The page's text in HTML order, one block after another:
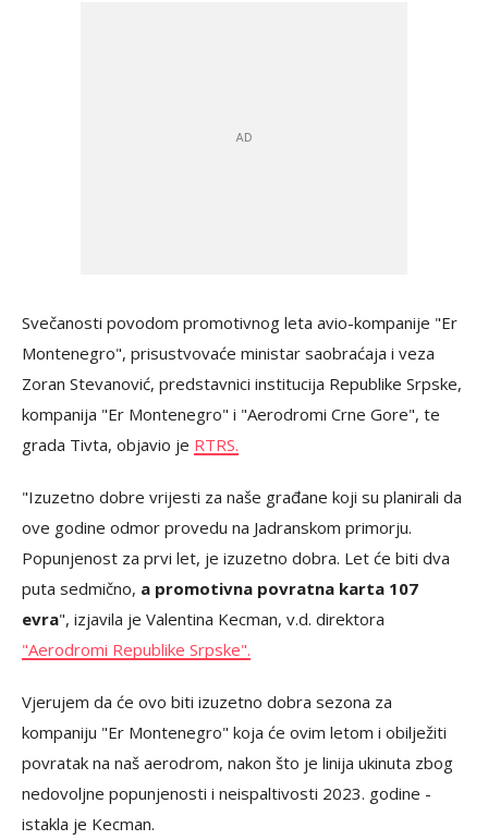
Svečanosti povodom promotivnog leta avio-kompanije "Er
Montenegro", prisustvovaće ministar saobraćaja i veza
Zoran Stevanović, predstavnici institucija Republike Srpske,
kompanija "Er Montenegro" i "Aerodromi Crne Gore", te
grada Tivta, objavio je RTRS.
"Izuzetno dobre vrijesti za naše građane koji su planirali da
ove godine odmor provedu na Јadranskom primorju.
Popunjenost za prvi let, je izuzetno dobra. Let će biti dva
puta sedmično, a promotivna povratna karta 107
evra", izjavila je Valentina Kecman, v.d. direktora
"Aerodromi Republike Srpske".
Vjerujem da će ovo biti izuzetno dobra sezona za
kompaniju "Er Montenegro" koja će ovim letom i obilježiti
povratak na naš aerodrom, nakon što je linija ukinuta zbog
nedovoljne popunjenosti i neispaltivosti 2023. godine -
istakla je Kecman.